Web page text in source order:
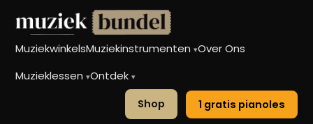
MuziekwinkelsMuziekinstrumenten▾Over Ons
Muzieklessen▾Ontdek▾
Shop 1 gratis pianoles